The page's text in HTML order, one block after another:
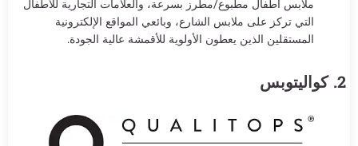
ملابس أطفال مطبوع/مطرز بسرعة، والعلامات التجارية للأطفال
التي تركز على ملابس الشارع، وبائعي المواقع الإلكترونية
المستقلين الذين يعطون الأولوية للأقمشة عالية الجودة.
2. كواليتوبس